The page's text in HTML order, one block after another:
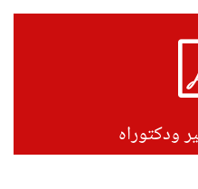
ودكتوراه